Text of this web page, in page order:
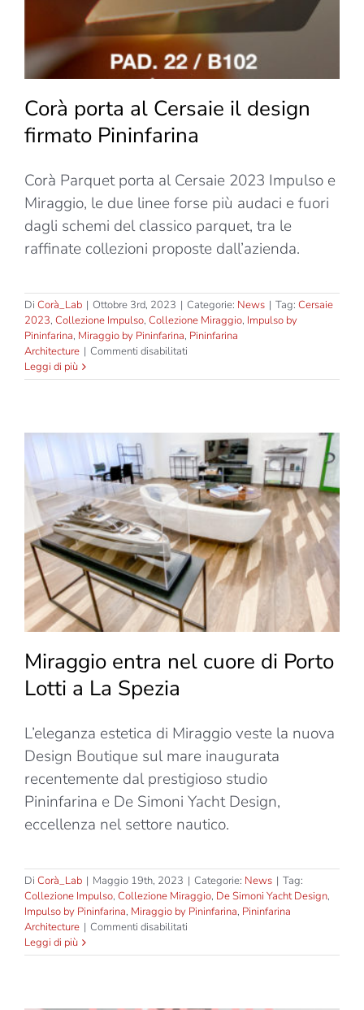
Corà porta al Cersaie il design
firmato Pininfarina
Corà Parquet porta al Cersaie 2023 Impulso e
Miraggio, le due linee forse più audaci e fuori
dagli schemi del classico parquet, tra le
raffinate collezioni proposte dall’azienda.
Di Corà_Lab | Ottobre 3rd, 2023 | Categorie: News | Tag: Cersaie
2023, Collezione Impulso, Collezione Miraggio, Impulso by
Pininfarina, Miraggio by Pininfarina, Pininfarina
Architecture | Commenti disabilitati
porta
design
firmato
Pininfarina
Leggi di più
Miraggio entra nel cuore di Porto
Lotti a La Spezia
L’eleganza estetica di Miraggio veste la nuova
Design Boutique sul mare inaugurata
recentemente dal prestigioso studio
Pininfarina e De Simoni Yacht Design,
eccellenza nel settore nautico.
Di Corà_Lab | Maggio 19th, 2023 | Categorie: News | Tag:
Collezione Impulso, Collezione Miraggio, De Simoni Yacht Design,
Impulso by Pininfarina, Miraggio by Pininfarina, Pininfarina
Architecture | Commenti disabilitati
entra
Leggi di più